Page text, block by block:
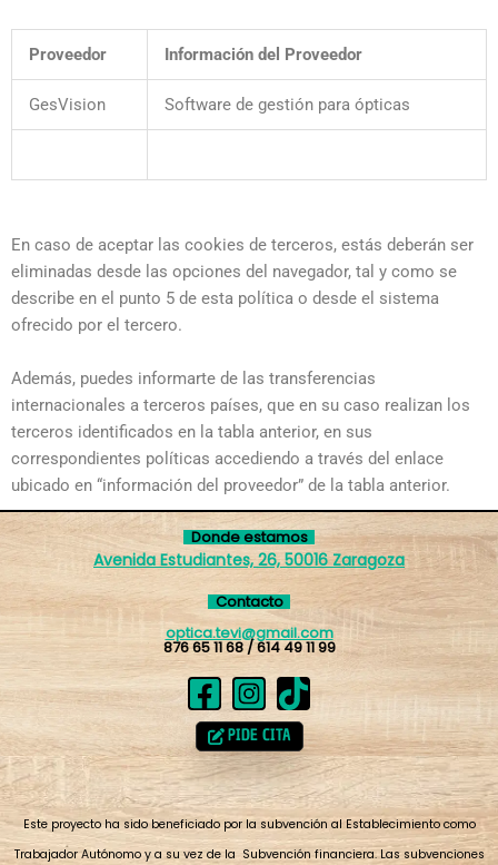
Proveedor Información del Proveedor
GesVision Software de gestión para ópticas
En caso de aceptar las cookies de terceros, estás deberán ser
eliminadas desde las opciones del navegador, tal y como se
describe en el punto 5 de esta política o desde el sistema
ofrecido por el tercero.
Además, puedes informarte de las transferencias
internacionales a terceros países, que en su caso realizan los
terceros identificados en la tabla anterior, en sus
correspondientes políticas accediendo a través del enlace
ubicado en “información del proveedor” de la tabla anterior.
Donde estamos
Avenida Estudiantes, 26, 50016 Zaragoza
Contacto
optica.tevi@gmail.com
876 65 11 68 / 614 49 11 99
PIDE CITA
Este proyecto ha sido beneficiado por la subvención al Establecimiento como
Trabajador Autónomo y a su vez de la Subvención financiera. Las subvenciones